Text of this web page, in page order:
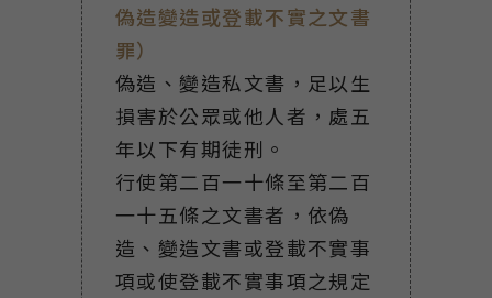
偽造變造或登載不實之文書
罪）
偽造、變造私文書，足以生
損害於公眾或他人者，處五
年以下有期徒刑。
行使第二百一十條至第二百
一十五條之文書者，依偽
造、變造文書或登載不實事
項或使登載不實事項之規定